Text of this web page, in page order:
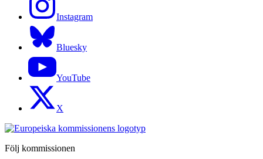
Instagram
Bluesky
YouTube
X
Följ kommissionen